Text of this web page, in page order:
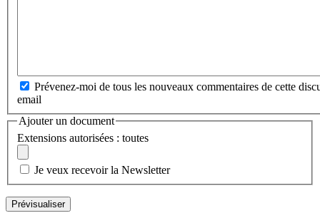
Prévenez-moi de tous les nouveaux commentaires de cette
email
Ajouter un document
Extensions autorisées : toutes
Je veux recevoir la Newsletter